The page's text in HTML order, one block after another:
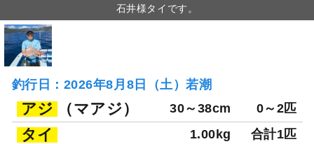
釣行日：2026年8月8日（土）若潮
アジ （マアジ） 30～38cm 0～2匹
タイ 1.00kg 合計1匹